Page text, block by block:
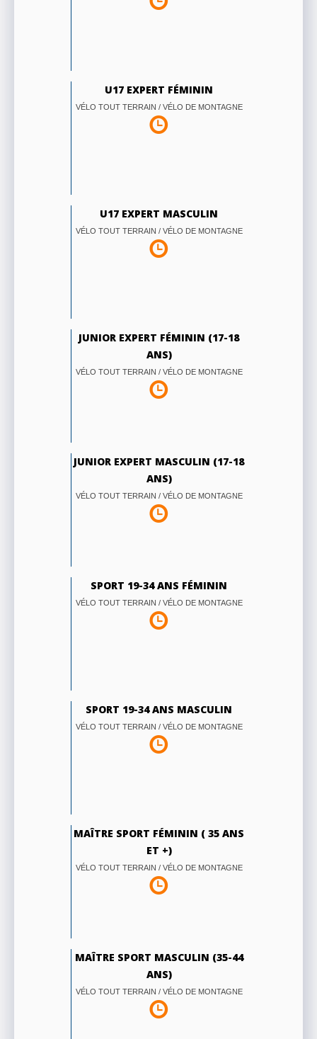
U17 EXPERT FÉMININ
VÉLO TOUT TERRAIN / VÉLO DE MONTAGNE
U17 EXPERT MASCULIN
VÉLO TOUT TERRAIN / VÉLO DE MONTAGNE
JUNIOR EXPERT FÉMININ (17-18
ANS)
VÉLO TOUT TERRAIN / VÉLO DE MONTAGNE
JUNIOR EXPERT MASCULIN (17-18
ANS)
VÉLO TOUT TERRAIN / VÉLO DE MONTAGNE
SPORT 19-34 ANS FÉMININ
VÉLO TOUT TERRAIN / VÉLO DE MONTAGNE
SPORT 19-34 ANS MASCULIN
VÉLO TOUT TERRAIN / VÉLO DE MONTAGNE
MAÎTRE SPORT FÉMININ ( 35 ANS
ET +)
VÉLO TOUT TERRAIN / VÉLO DE MONTAGNE
MAÎTRE SPORT MASCULIN (35-44
ANS)
VÉLO TOUT TERRAIN / VÉLO DE MONTAGNE